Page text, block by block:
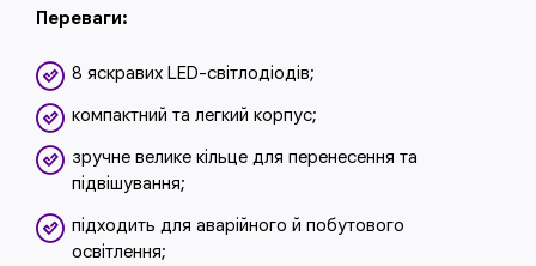
Переваги:
8 яскравих LED-світлодіодів;
компактний та легкий корпус;
зручне велике кільце для перенесення та
підвішування;
підходить для аварійного й побутового
освітлення;